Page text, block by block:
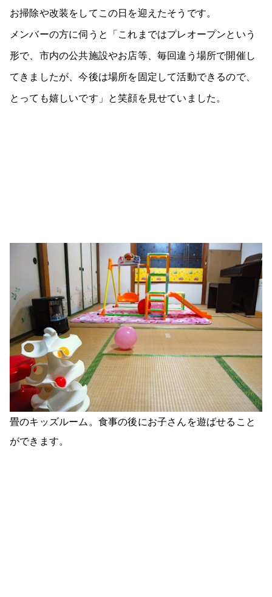
お掃除や改装をしてこの日を迎えたそうです。
メンバーの方に伺うと「これまではプレオープンという
形で、市内の公共施設やお店等、毎回違う場所で開催し
てきましたが、今後は場所を固定して活動できるので、
とっても嬉しいです」と笑顔を見せていました。
畳のキッズルーム。食事の後にお子さんを遊ばせること
ができます。